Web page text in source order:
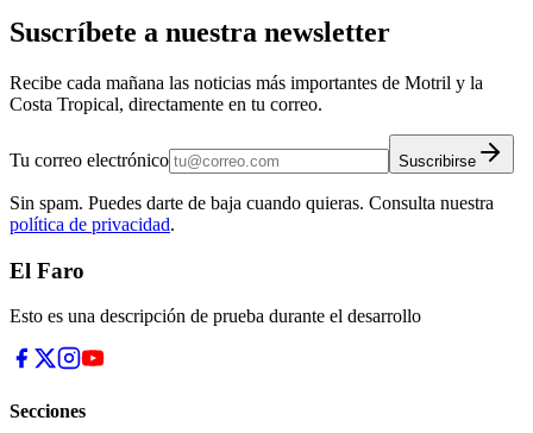
Suscríbete a nuestra newsletter
Recibe cada mañana las noticias más importantes de Motril y la
Costa Tropical, directamente en tu correo.
Tu correo electrónico Suscribirse
Sin spam. Puedes darte de baja cuando quieras. Consulta nuestra
política de privacidad.
El Faro
Esto es una descripción de prueba durante el desarrollo
Secciones